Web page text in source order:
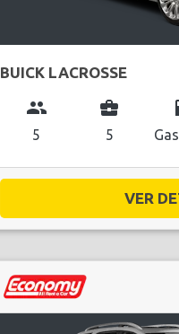
BUICK LACROSSE
group
5
business_center
5
VER